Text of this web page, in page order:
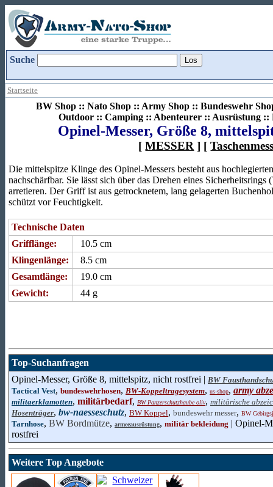
Suche
Startseite
BW Shop :: Nato Shop :: Army Shop :: Bundeswehr
Outdoor :: Camping :: Abenteurer :: Ausrüstung ::
Opinel-Messer, Größe 8,
[MESSER ] [
Die mittelspitze Klinge des Opinel-Messers besteht aus
nachschärfbar. Sie lässt sich über das Drehen eines
arretieren. Der Griff ist aus getrocknetem, lang gelagerten
schützt vor Feuchtigkeit.
Technische Daten
Grifflänge:
10.5 cm
Klingenlänge:
8.5 cm
Gesamtlänge:
19.0 cm
Gewicht:
44 g
Top-Suchanfragen
Opinel-Messer, Größe 8, mittelspitz, nicht rostfrei | BW
Tactical Vest, bundeswehrhosen, BW-Koppeltragesystem, us-shop, army
militaerklamotten, militärbedarf, BW Panzerschutzhaube oliv, militärische
Hosenträger, bw-naesseschutz, BW Koppel, bundeswehr messer, BW
Tarnhose, BW Bordmütze, armeeausrüstung, militär bekleidung | Opinel-
rostfrei
Weitere Top Angebote